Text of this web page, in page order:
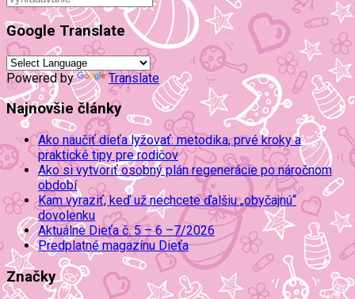
Google Translate
Powered by Translate
Najnovšie články
Ako naučiť dieťa lyžovať: metodika, prvé kroky a
praktické tipy pre rodičov
Ako si vytvoriť osobný plán regenerácie po náročnom
období
Kam vyraziť, keď už nechcete ďalšiu „obyčajnú“
dovolenku
Aktuálne Dieťa č. 5 – 6 –7/2026
Predplatné magazínu Dieťa
Značky